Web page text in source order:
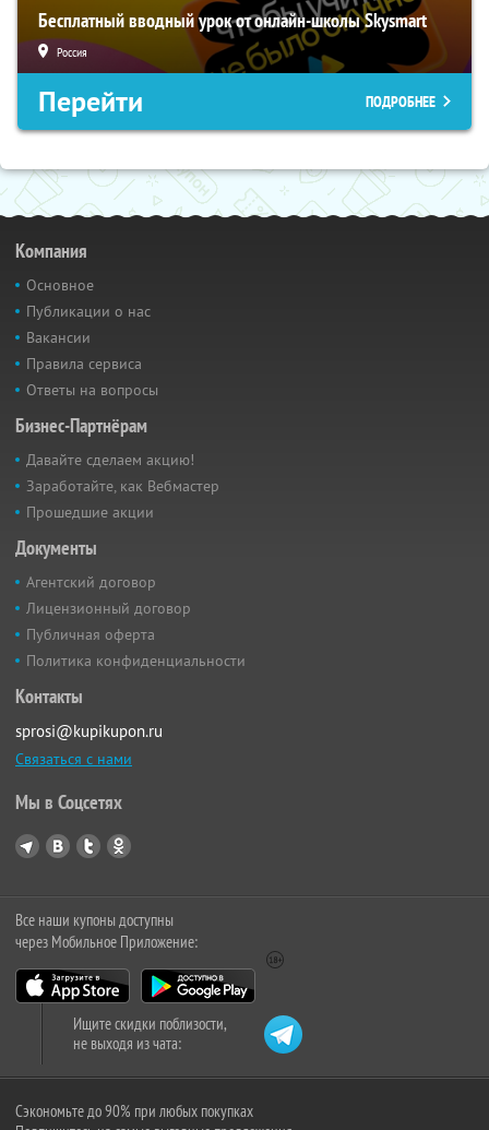
Бесплатный вводный урок от онлайн-школы Skysmart
Россия
Перейти ПОДРОБНЕЕ
Компания
Основное
Публикации о нас
Вакансии
Правила сервиса
Ответы на вопросы
Бизнес-Партнёрам
Давайте сделаем акцию!
Заработайте, как Вебмастер
Прошедшие акции
Документы
Агентский договор
Лицензионный договор
Публичная оферта
Политика конфиденциальности
Контакты
sprosi@kupikupon.ru
Связаться с нами
Мы в Соцсетях
Все наши купоны доступны
через Мобильное Приложение:
Ищите скидки поблизости,
не выходя из чата:
Сэкономьте до 90% при любых покупках